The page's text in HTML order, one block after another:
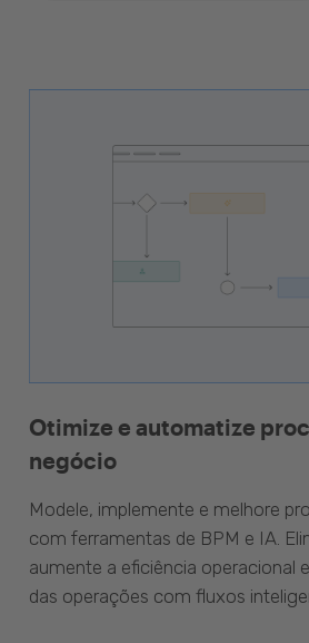
Otimize e automatize
negócio
Modele, implemente e melhore
com ferramentas de BPM e IA.
aumente a eficiência operacional
das operações com fluxos